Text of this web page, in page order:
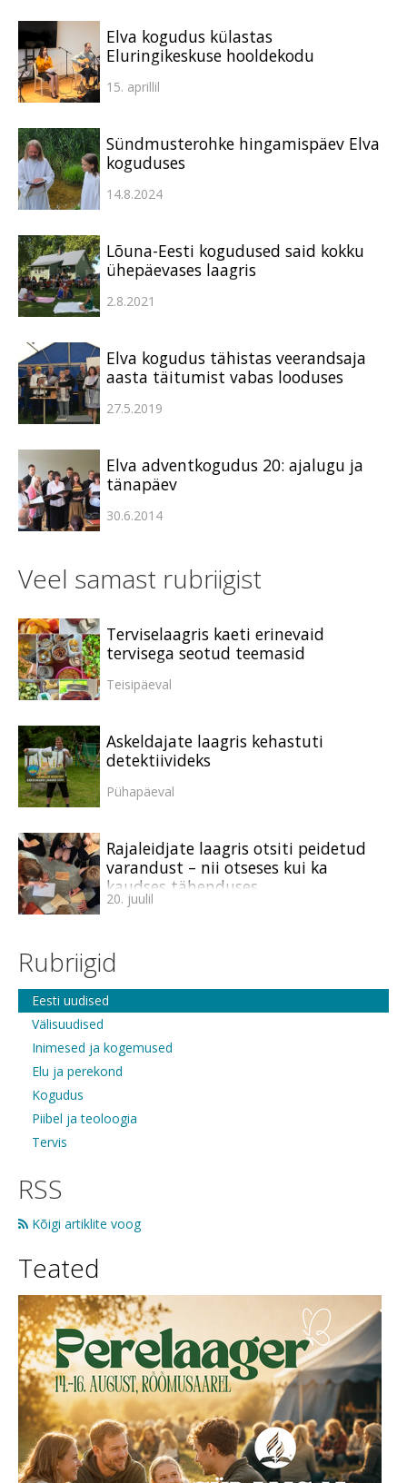
Elva kogudus külastas
Eluringikeskuse hooldekodu
15. aprillil
Sündmusterohke hingamispäev Elva
koguduses
14.8.2024
Lõuna-Eesti kogudused said kokku
ühepäevases laagris
2.8.2021
Elva kogudus tähistas veerandsaja
aasta täitumist vabas looduses
27.5.2019
Elva adventkogudus 20: ajalugu ja
tänapäev
30.6.2014
Veel samast rubriigist
Terviselaagris kaeti erinevaid
tervisega seotud teemasid
Teisipäeval
Askeldajate laagris kehastuti
detektiivideks
Pühapäeval
Rajaleidjate laagris otsiti peidetud
varandust – nii otseses kui ka
kaudses tähenduses
20. juulil
Rubriigid
Eesti uudised
Välisuudised
Inimesed ja kogemused
Elu ja perekond
Kogudus
Piibel ja teoloogia
Tervis
RSS
Kõigi artiklite voog
Teated